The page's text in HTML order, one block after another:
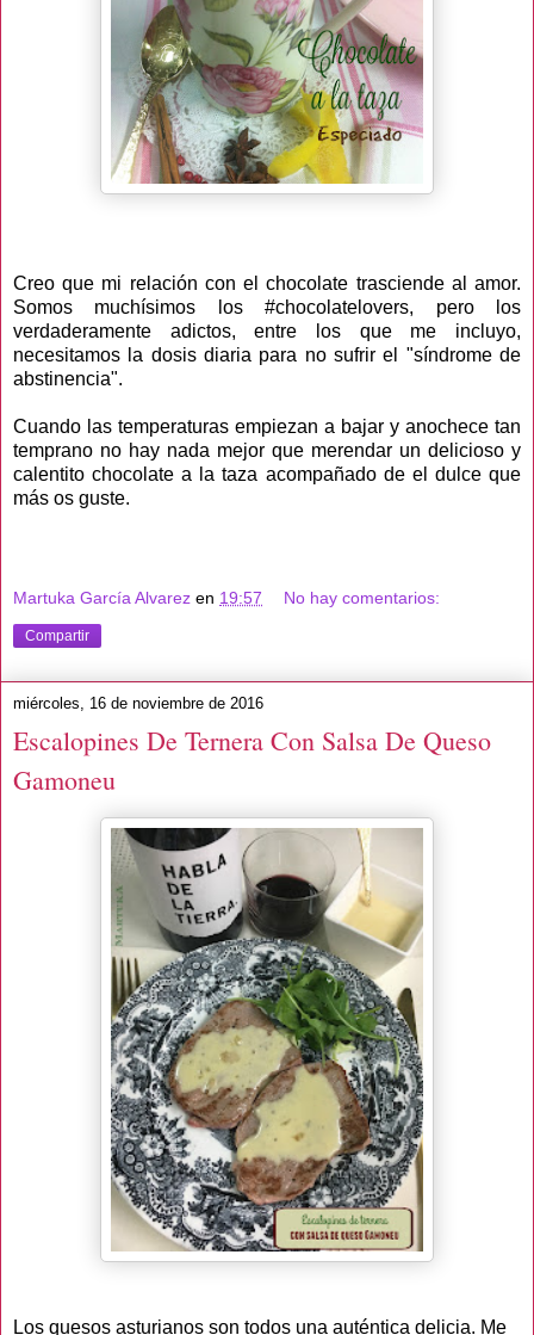
Creo que mi relación con el chocolate trasciende al amor.
Somos muchísimos los #chocolatelovers, pero los
verdaderamente adictos, entre los que me incluyo,
necesitamos la dosis diaria para no sufrir el "síndrome de
abstinencia".
Cuando las temperaturas empiezan a bajar y anochece tan
temprano no hay nada mejor que merendar un delicioso y
calentito chocolate a la taza acompañado de el dulce que
más os guste.
Martuka García Alvarez en 19:57 No hay comentarios:
Compartir
miércoles, 16 de noviembre de 2016
Escalopines De Ternera Con Salsa De Queso
Gamoneu
Los quesos asturianos son todos una auténtica delicia. Me